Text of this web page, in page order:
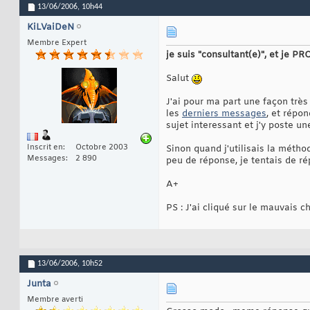
13/06/2006, 10h44
KiLVaiDeN
Membre Expert
Inscrit en
Octobre 2003
Messages
2 890
je suis "consultant(e)", et je
Salut
J'ai pour ma part une façon
les derniers messages, et
sujet interessant et j'y poste
Sinon quand j'utilisais la
peu de réponse, je tentais de
A+
PS : J'ai cliqué sur le mauvais
13/06/2006, 10h52
Junta
Membre averti